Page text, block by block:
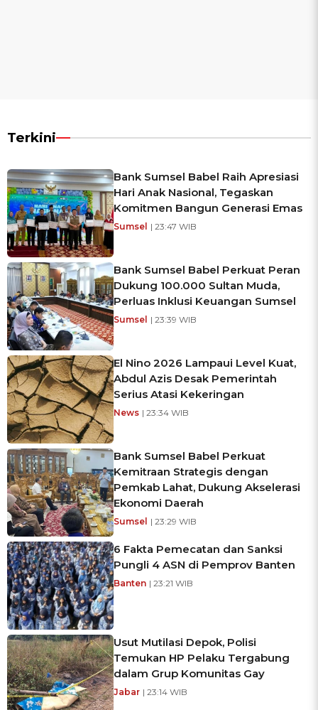
Terkini
Bank Sumsel Babel Raih Apresiasi
Hari Anak Nasional, Tegaskan
Komitmen Bangun Generasi Emas
Sumsel | 23:47 WIB
Bank Sumsel Babel Perkuat Peran
Dukung 100.000 Sultan Muda,
Perluas Inklusi Keuangan Sumsel
Sumsel | 23:39 WIB
El Nino 2026 Lampaui Level Kuat,
Abdul Azis Desak Pemerintah
Serius Atasi Kekeringan
News | 23:34 WIB
Bank Sumsel Babel Perkuat
Kemitraan Strategis dengan
Pemkab Lahat, Dukung Akselerasi
Ekonomi Daerah
Sumsel | 23:29 WIB
6 Fakta Pemecatan dan Sanksi
Pungli 4 ASN di Pemprov Banten
Banten | 23:21 WIB
Usut Mutilasi Depok, Polisi
Temukan HP Pelaku Tergabung
dalam Grup Komunitas Gay
Jabar | 23:14 WIB